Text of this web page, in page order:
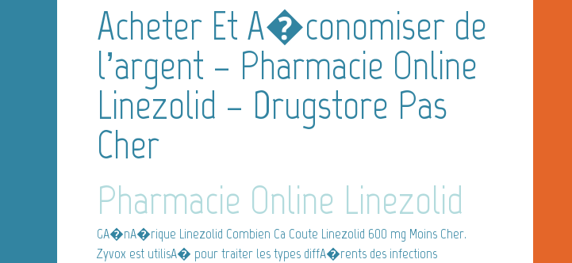
Acheter Et A�conomiser de
l’argent – Pharmacie Online
Linezolid – Drugstore Pas
Cher
Pharmacie Online Linezolid
GA�nA�rique Linezolid Combien Ca Coute Linezolid 600 mg Moins Cher.
Zyvox est utilisA� pour traiter les types diffA�rents des infections